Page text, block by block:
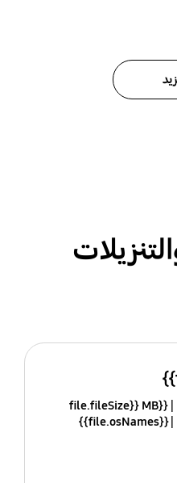
{{file.fileSize}} MB
{{file.osNames}}